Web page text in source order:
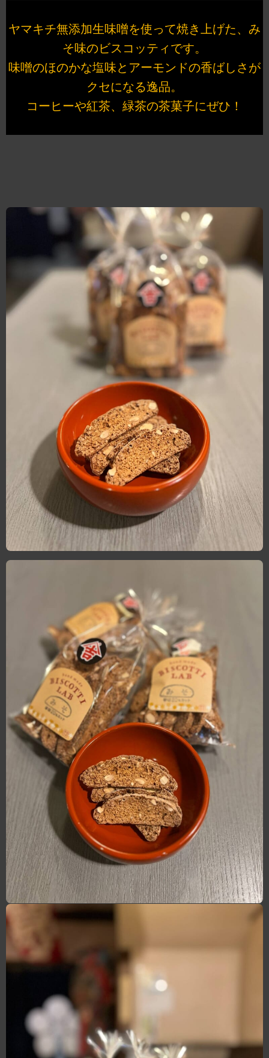
ヤマキチ無添加生味噌を使って焼き上げた、み
そ味のビスコッティです。
味噌のほのかな塩味とアーモンドの香ばしさが
クセになる逸品。
コーヒーや紅茶、緑茶の茶菓子にぜひ！